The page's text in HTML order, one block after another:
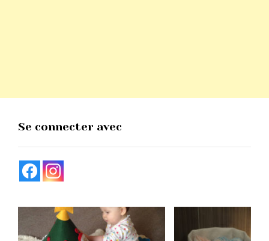
Se connecter avec